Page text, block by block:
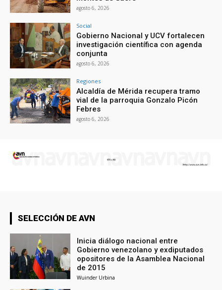
agosto 6, 2026
Social
Gobierno Nacional y UCV fortalecen
investigación científica con agenda
conjunta
agosto 6, 2026
Regiones
Alcaldía de Mérida recupera tramo
vial de la parroquia Gonzalo Picón
Febres
agosto 6, 2026
SELECCIÓN DE AVN
Inicia diálogo nacional entre
Gobierno venezolano y exdiputados
opositores de la Asamblea Nacional
de 2015
Wuinder Urbina